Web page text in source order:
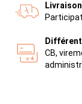
Livraison
CB,